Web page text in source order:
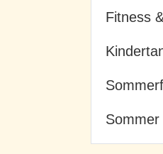
Fitness